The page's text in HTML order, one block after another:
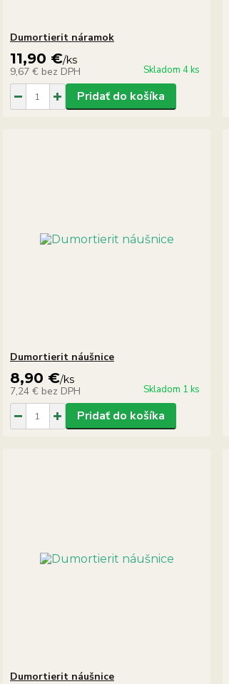
Dumortierit náramok
11,90 €/ks
9,67 € bez DPH Skladom 4 ks
Pridať do košíka
Dumortierit náušnice
8,90 €/ks
7,24 € bez DPH Skladom 1 ks
Pridať do košíka
Dumortierit náušnice